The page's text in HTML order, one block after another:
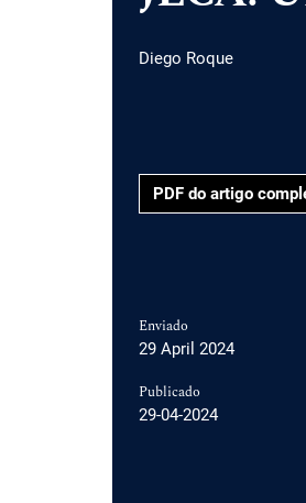
Diego Roque
PDF do artigo
Enviado
29 April 2024
Publicado
29-04-2024